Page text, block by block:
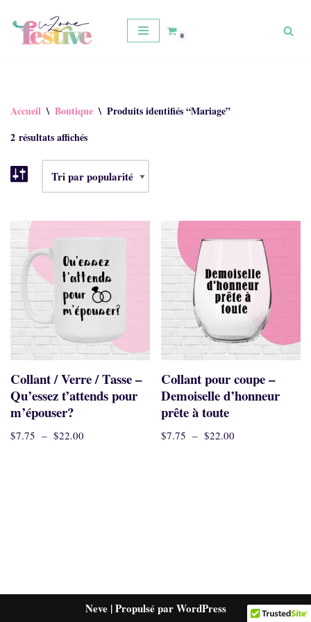
Aller
0
Accueil \ Boutique \ Produits identifiés “Mariage”
2 résultats affichés
Collant / Verre / Tasse –
Qu’essez t’attends pour
m’épouser?
$7.75 – $22.00
Collant pour coupe –
Demoiselle d’honneur
prête à toute
$7.75 – $22.00
Neve| Propulsé parWordPress